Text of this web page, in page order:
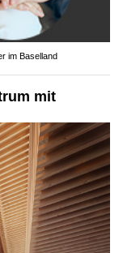
im Baselland
mit